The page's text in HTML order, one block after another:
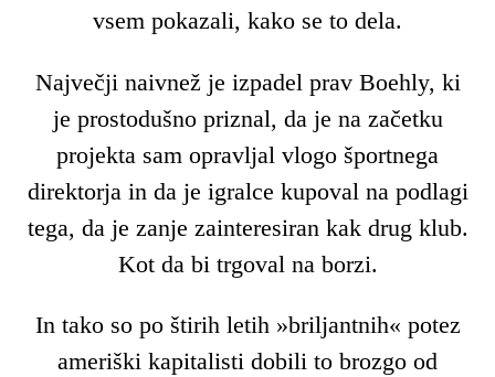
vsem pokazali, kako se to dela.
Največji naivnež je izpadel prav Boehly, ki
je prostodušno priznal, da je na začetku
projekta sam opravljal vlogo športnega
direktorja in da je igralce kupoval na podlagi
tega, da je zanje zainteresiran kak drug klub.
Kot da bi trgoval na borzi.
In tako so po štirih letih »briljantnih« potez
ameriški kapitalisti dobili to brozgo od